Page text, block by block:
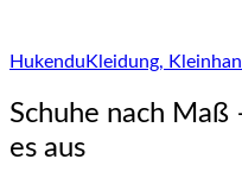
Hukendu Kleidung,
Schuhe nach
es aus